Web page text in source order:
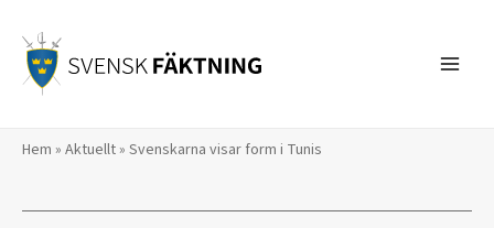
innehåll
Hem » Aktuellt» Svenskarna visar form i Tunis